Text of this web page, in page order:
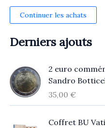
Continuer les achats
Derniers ajouts
2 euro
Sandro
35,00 €
Coffret BU